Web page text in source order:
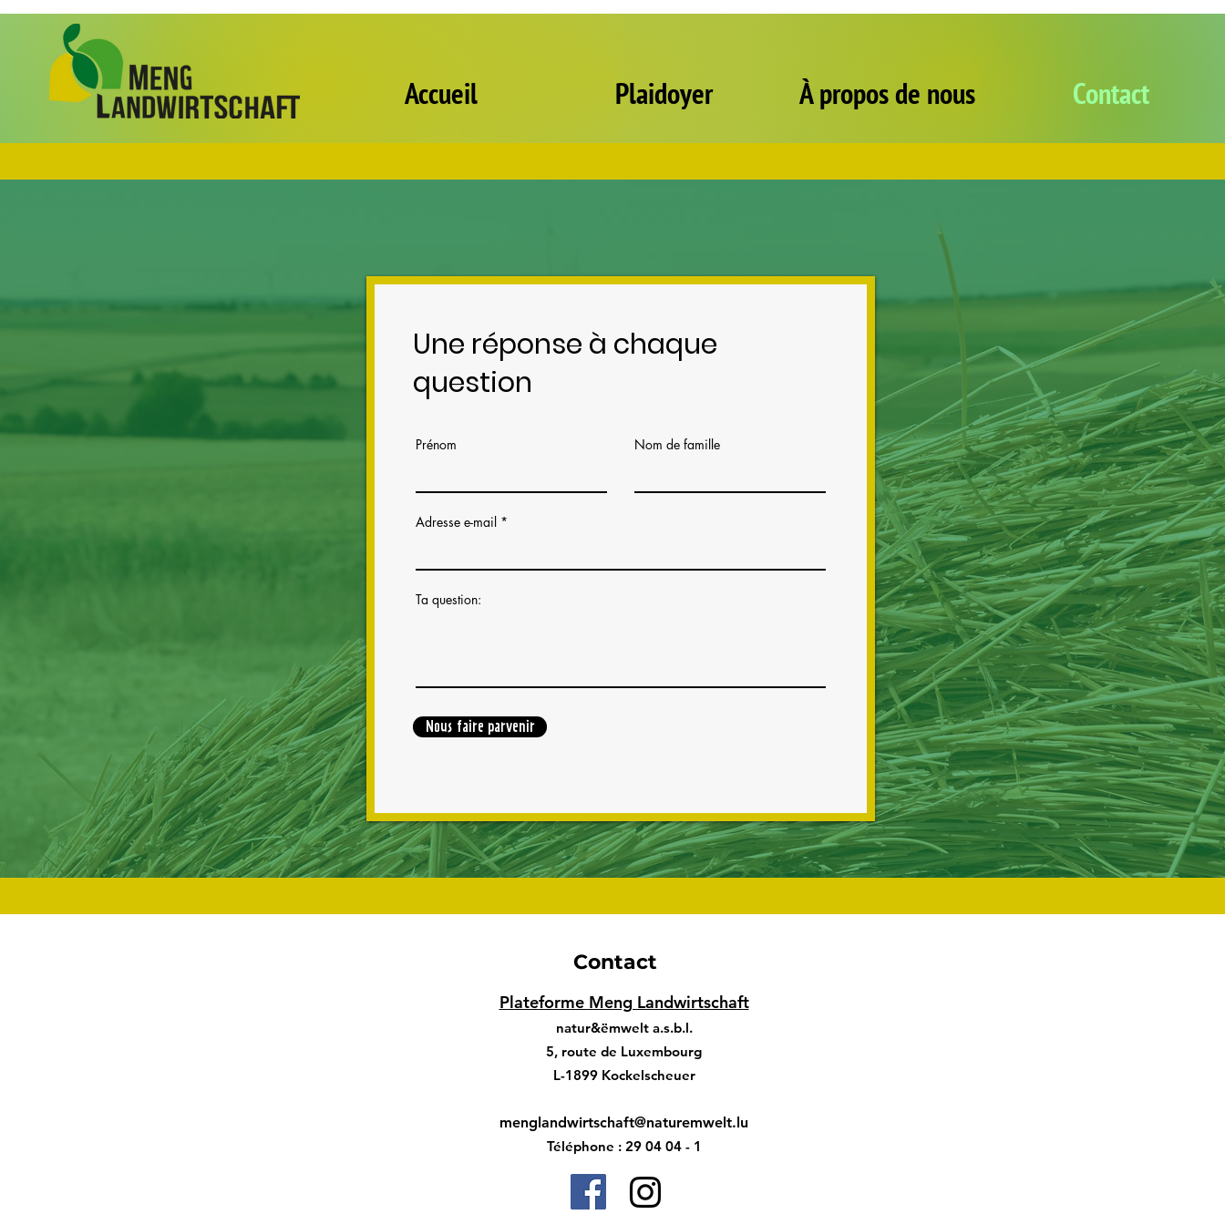
Accueil Plaidoyer À propos de nous Contact
Une réponse à chaque
question
Prénom Nom de famille
Adresse e-mail
Ta question:
Nous faire parvenir
Contact
Plateforme Meng Landwirtschaft
natur&ëmwelt a.s.b.l.
5, route de Luxembourg
L-1899 Kockelscheuer
menglandwirtschaft@naturemwelt.lu
Téléphone : 29 04 04 - 1